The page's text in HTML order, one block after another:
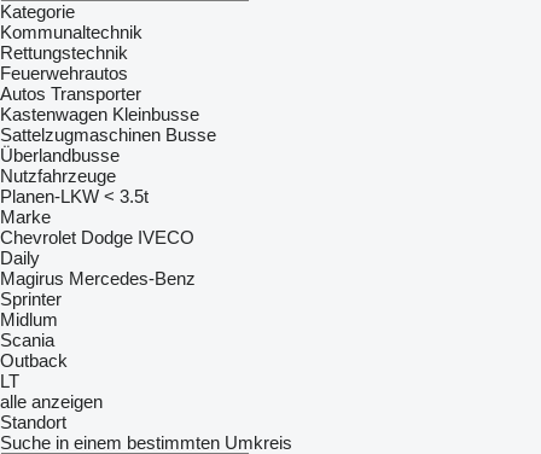
Kategorie
Kommunaltechnik
Rettungstechnik
Feuerwehrautos
Autos Transporter
Kastenwagen Kleinbusse
Sattelzugmaschinen Busse
Überlandbusse
Nutzfahrzeuge
Planen-LKW < 3.5t
Marke
Chevrolet Dodge IVECO
Daily
Magirus Mercedes-Benz
Sprinter
Midlum
Scania
Outback
LT
alle anzeigen
Standort
Suche in einem bestimmten Umkreis